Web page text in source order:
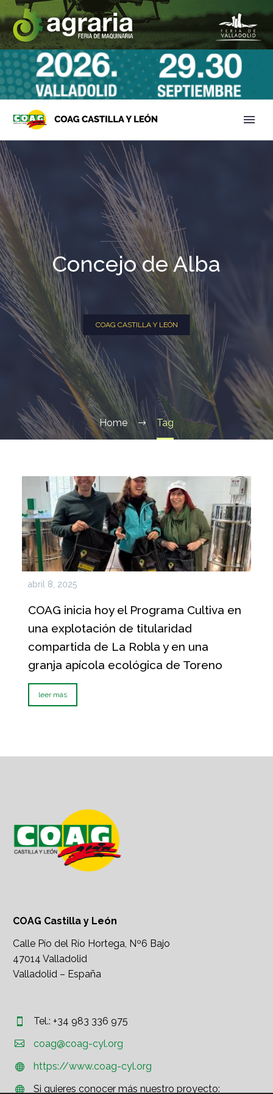
Concejo de Alba
COAG CASTILLA Y LEÓN
Home Tag
abril 8, 2025
COAG inicia hoy el Programa Cultiva en
una explotación de titularidad
compartida de La Robla y en una
granja apícola ecológica de Toreno
leer más
COAG Castilla y León
Calle Pío del Río Hortega, Nº6 Bajo
47014 Valladolid
Valladolid – España

 Tel.: +34 983 336 975

 coag@coag-cyl.org

 https://www.coag-cyl.org

 Si quieres conocer más nuestro proyecto: